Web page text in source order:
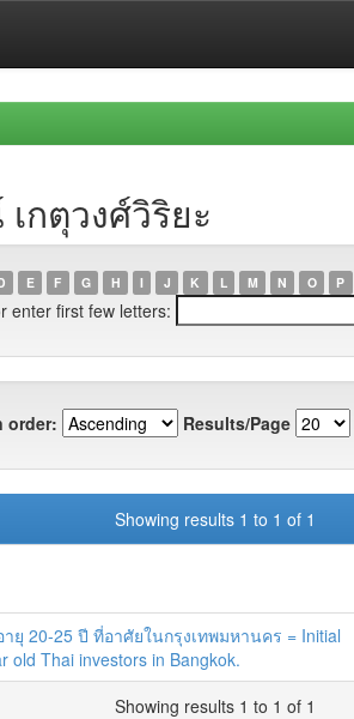
กตุวงศ์วิริยะ
E F G H I J K L M N O P
enter first few letters:
order: Results/Page
Showing results 1 to 1 of 1
20-25 ปี ที่อาศัยในกรุงเทพมหานคร = Initial
old Thai investors in Bangkok.
Showing results 1 to 1 of 1